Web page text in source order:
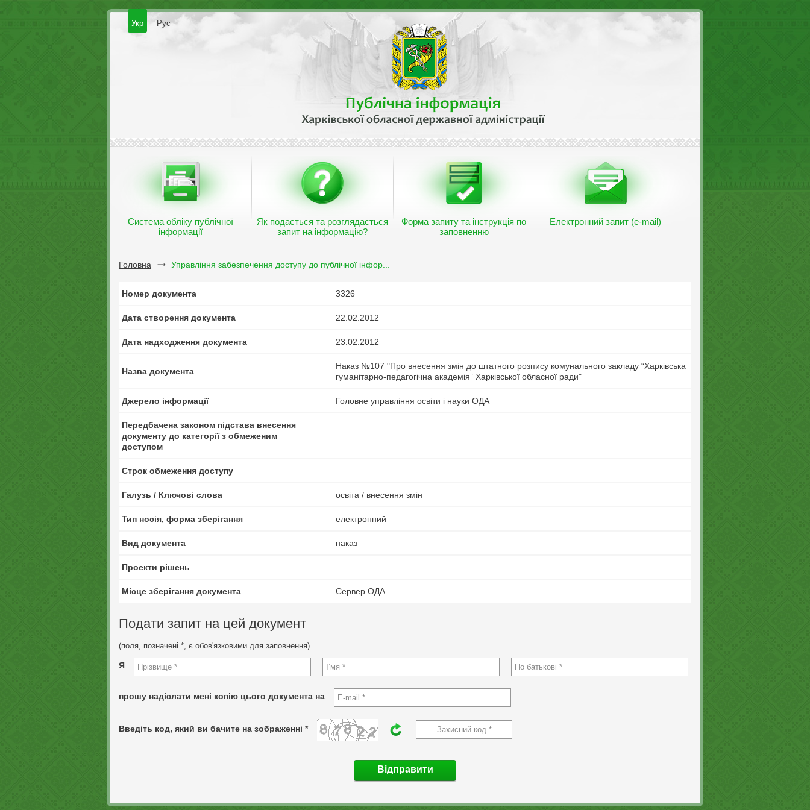
Укр Рус
Система обліку публічної
інформації
Як подається та розглядається
запит на інформацію?
Форма запиту та інструкція по
заповненню
Електронний запит (e-mail)
Головна Управління забезпечення доступу до публічної інфор...
Номер документа 3326
Дата створення документа 22.02.2012
Дата надходження документа 23.02.2012
Назва документа
Наказ №107 "Про внесення змін до штатного розпису комунального закладу “Харківська
гуманітарно-педагогічна академія” Харківської обласної ради"
Джерело інформації Головне управління освіти і науки ОДА
Передбачена законом підстава внесення
документу до категорії з обмеженим
доступом
Строк обмеження доступу
Галузь / Ключові слова освіта / внесення змін
Тип носія, форма зберігання електронний
Вид документа наказ
Проекти рішень
Місце зберігання документа Сервер ОДА
Подати запит на цей документ
(поля, позначені *, є обов'язковими для заповнення)
Я
прошу надіслати мені копію цього документа на
Введіть код, який ви бачите на зображенні *